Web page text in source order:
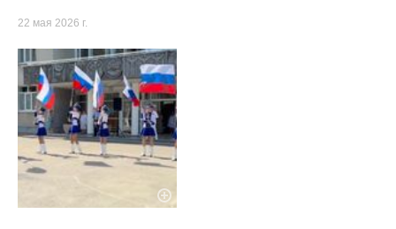
22 мая 2026 г.